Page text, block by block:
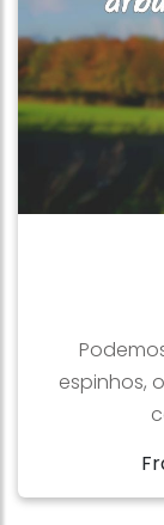
espinhos,